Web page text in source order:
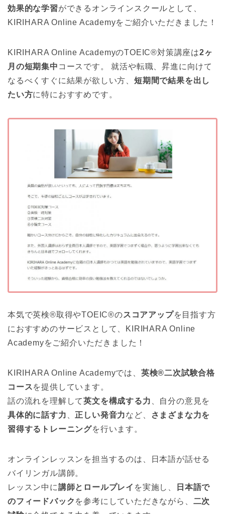
効果的な学習ができるオンラインスクールとして、
KIRIHARA Online Academyをご紹介いただきました！
KIRIHARA Online AcademyのTOEIC®対策講座は2ヶ
月の短期集中 コースです。 就活や転職、昇進に向けて
なるべくすぐに結果が欲しい方、短期間で結果を出し
たい方に特におすすめです。
本気で英検®取得やTOEIC®のスコアアップを目指す方
におすすめのサービスとして、KIRIHARA Online
Academyをご紹介いただきました！
KIRIHARA Online Academyでは、 英検®二次試験合格
コースを提供しています。
話の流れを理解して英文を構成する力 、自分の意見を
具体的に話す力 、正しい発音力など、
さまざまな力を
習得するトレーニングを行います。
オンラインレッスンを担当するのは、日本語が話せる
バイリンガル講師。
レッスン中に講師とロールプレイ を実施し、
日本語で
のフィードバック を参考にしていただきながら、 二次